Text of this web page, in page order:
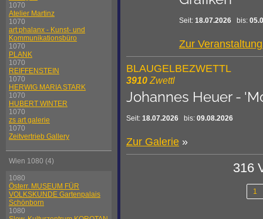
1070
Atelier Martinz
1070
art:phalanx - Kunst- und
Kommunikationsbüro
1070
PLANK
1070
REIFFENSTEIN
1070
HERWIG MARIA STARK
1070
HUBERT WINTER
1070
zs art galerie
1070
Zeitvertrieb Gallery
Wien 1080 (4)
1080
Österr. MUSEUM FÜR
VOLKSKUNDE Gartenpalais
Schönborn
1080
Seit: 18.07.2026 bis:
Zur
BLAUGELBEZWETTL
3910 Zwettl
Johannes Heuer -
Seit: 18.07.2026 bis: 09.08.2026
Zur Galerie »
316
1